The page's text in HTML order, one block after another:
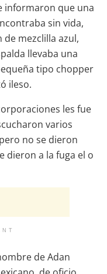
informaron que una
sin vida,
mezclilla azul,
llevaba una
tipo chopper
ileso.
les fue
varios
no se dieron
dieron a la fuga el o
de Adan